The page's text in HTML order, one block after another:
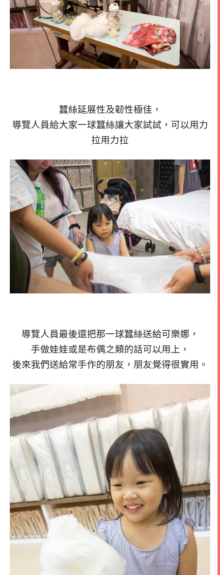
蠶絲延展性及韌性極佳，
導覽人員給大家一球蠶絲讓大家試試，可以用力
拉用力拉
導覽人員最後還把那一球蠶絲送給可樂娜，
手做娃娃或是布偶之類的話可以用上，
後來我們送給常手作的朋友，朋友覺得很實用。